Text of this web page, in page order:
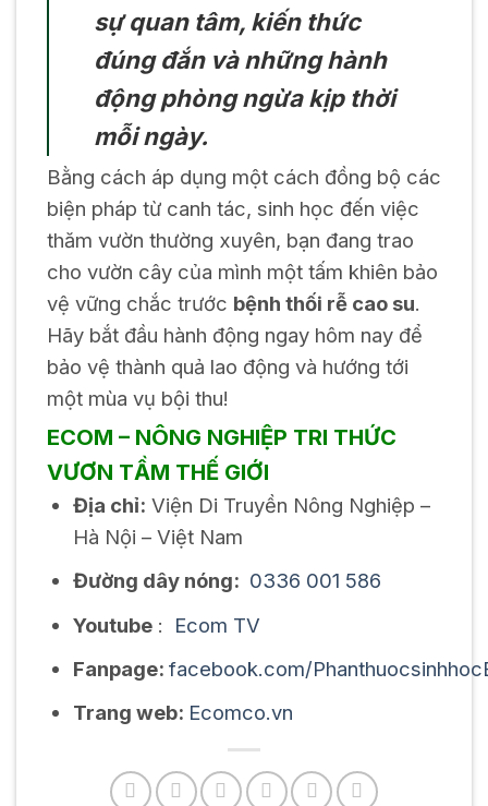
sự quan tâm, kiến thức
đúng đắn và những hành
động phòng ngừa kịp thời
mỗi ngày.
Bằng cách áp dụng một cách đồng bộ các
biện pháp từ canh tác, sinh học đến việc
thăm vườn thường xuyên, bạn đang trao
cho vườn cây của mình một tấm khiên bảo
vệ vững chắc trước bệnh thối rễ cao su.
Hãy bắt đầu hành động ngay hôm nay để
bảo vệ thành quả lao động và hướng tới
một mùa vụ bội thu!
ECOM – NÔNG NGHIỆP TRI THỨC
VƯƠN TẦM THẾ GIỚI
Địa chỉ: Viện Di Truyền Nông Nghiệp –
Hà Nội – Việt Nam
Đường dây nóng: 0336 001 586
Youtube:
Ecom TV
Fanpage: facebook.com/
Trang web: Ecomco.vn